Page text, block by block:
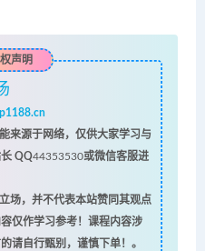
声明
来源于网络，仅供大家学习与
QQ44353530或微信客服进
场，并不代表本站赞同其观点
仅作学习参考！课程内容涉
请自行甄别，谨慎下单！。